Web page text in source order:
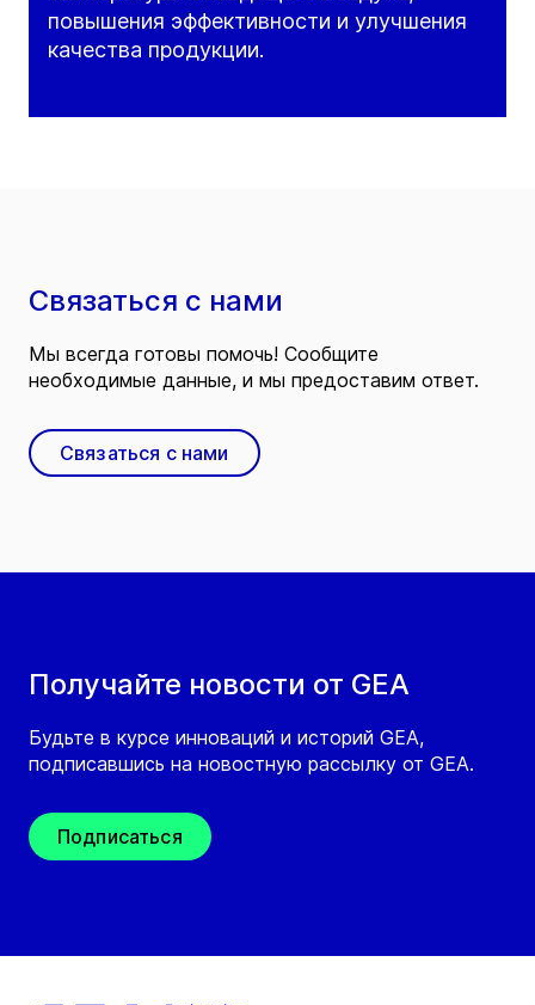
повышения эффективности и улучшения
качества продукции.
Получайте новости от GEA
Будьте в курсе инноваций и историй GEA,
подписавшись на новостную рассылку от GEA.
Подписаться
Связаться с нами
Мы всегда готовы помочь! Сообщите
необходимые данные, и мы предоставим ответ.
Связаться с нами